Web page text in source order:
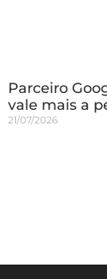
Parceiro
vale mais a
21/07/2026